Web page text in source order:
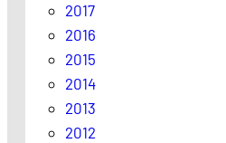
2017
2016
2015
2014
2013
2012